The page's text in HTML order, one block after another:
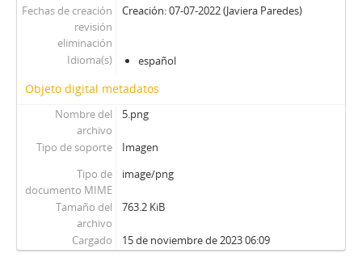
100 - Ossa Pretot, Sergio
101 - Mena, Odlanier
102 - Silva Cimma, Enrique
103 - Mena, Odlanier
104 - Ossa Pretot, Sergio
105 - Mena, Odlanier
106 - Videla, Ernesto
107 - Mena, Odlanier
108 - Juan Guzmán Tapia (I)
109 - Juan Guzmán Tapia (II)
110 - Juan Guzmán Tapia (III)
111 - Juan Guzmán Tapia (IV)
CH - Cita con la Historia
Fechas de creación
revisión
eliminación
Creación: 07-07-2022 (Javiera Paredes)
Idioma(s) español
Objeto digital metadatos
Nombre del
archivo
5.png
Tipo de soporte
Imagen
Tipo de
documento MIME
image/png
Tamaño del
archivo
763.2 KiB
Cargado 15 de noviembre de 2023 06:09